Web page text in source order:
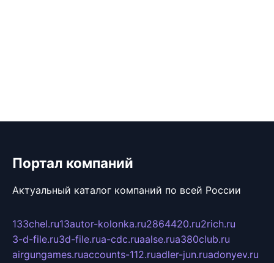
Портал компаний
Актуальный каталог компаний по всей России
133chel.ru13autor-kolonka.ru2864420.ru2rich.ru
3-d-file.ru3d-file.rua-cdc.ruaalse.rua380club.ru
airgungames.ruaccounts-112.ruadler-jun.ruadonyev.ru